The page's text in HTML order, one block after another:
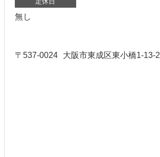
無し
〒537-0024 大阪市東成区東小橋1-13-2